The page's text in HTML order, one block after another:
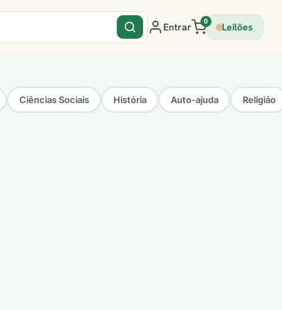
Entrar 0 Leilões
Ciências Sociais História Auto-ajuda Religião